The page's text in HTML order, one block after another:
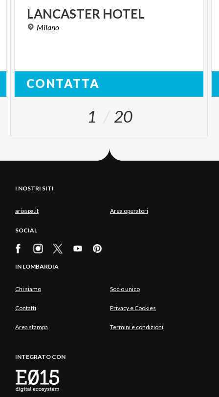
LANCASTER HOTEL
Milano
CONTATTA
1 20
I NOSTRI SITI
ariaspa.it Area operatori
SOCIAL
IN LOMBARDIA
Chi siamo Socio unico
Contatti Privacy e Cookies
Area stampa Termini e condizioni
INTEGRATO CON